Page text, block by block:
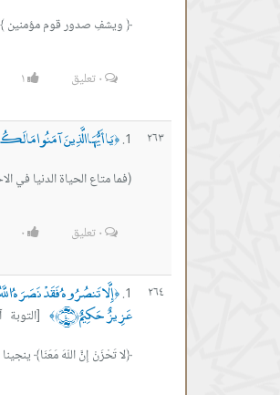
﴿ ويشفِ صدور قوم مؤمنين ﴾
٠تعليق ١
٢٦٣ ﴿يَا أَيُّهَا الَّذِينَ آمَنُوا مَا
(فما متاع الحياة الدنيا
٠تعليق ٠
٢٦٤ ﴿إِلَّا تَنصُرُوهُ فَقَدْ نَصَرَهُ
عَزِيزٌ حَكِيمٌ ﴿٤٠﴾ ﴾
[التوبة
﴿لا تَحْزَنْ إِنَّ اللّهَ مَعَنَا﴾